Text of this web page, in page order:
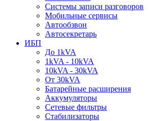
Системы записи разговоров
Мобильные сервисы
Автообзвон
Автосекретарь
ИБП
До 1kVA
1kVA - 10kVA
10kVA - 30kVA
От 30kVA
Батарейные расширения
Аккумуляторы
Сетевые фильтры
Стабилизаторы